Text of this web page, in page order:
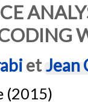
etJean
(2015)